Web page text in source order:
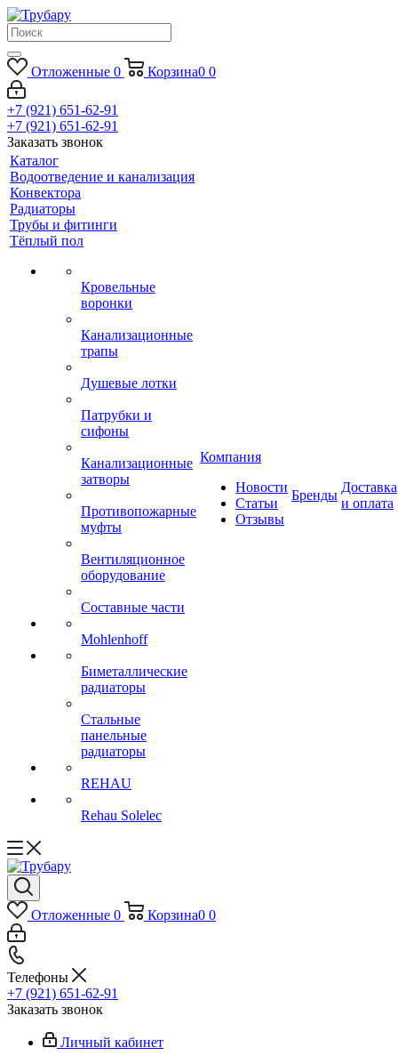
Отложенные 0 Корзина0 0
+7 (921) 651-62-91
+7 (921) 651-62-91
Заказать звонок
Каталог
Водоотведение и канализация
Конвектора
Радиаторы
Трубы и фитинги
Тёплый пол
Кровельные
воронки
Канализационные
трапы
Душевые лотки
Патрубки и
сифоны
Канализационные
затворы
Противопожарные
муфты
Вентиляционное
оборудование
Составные части
Mohlenhoff
Биметаллические
радиаторы
Стальные
панельные
радиаторы
REHAU
Rehau Solelec
Компания
Новости
Статьи
Отзывы
Бренды
Доставка
и оплата
Отложенные 0 Корзина0 0
Телефоны
+7 (921) 651-62-91
Заказать звонок
Личный кабинет